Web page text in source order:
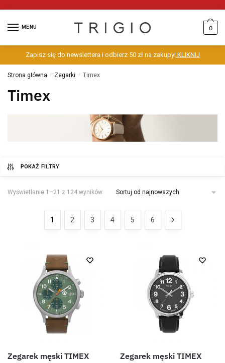
MENU 0
Zapisz się do newslettera i odbierz 50 zł na zakupy!KLIKNIJ
Strona główna / Zegarki / Timex
Timex
POKAŻ FILTRY
Wyświetlanie 1–21 z 124 wyników
1 2 3 4 5 6
Zegarek męski TIMEX Zegarek męski TIMEX